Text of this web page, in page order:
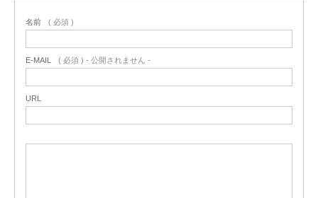
名前 ( 必須 )
E-MAIL ( 必須 ) - 公開されません -
URL